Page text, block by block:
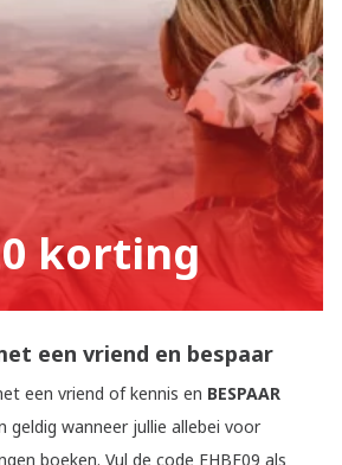
korting
een vriend en bespaar
een vriend of kennis en BESPAAR
geldig wanneer jullie allebei voor
boeken. Vul de code EHBF09 als